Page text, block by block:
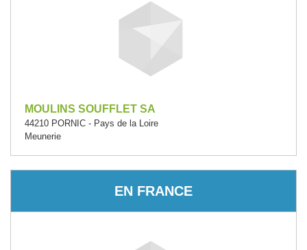
MOULINS SOUFFLET SA
44210 PORNIC - Pays de la Loire
Meunerie
EN FRANCE